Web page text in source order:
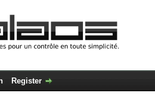
Register